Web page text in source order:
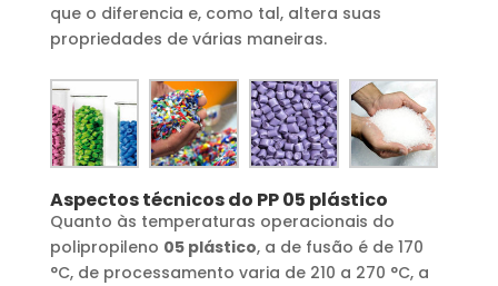
que o diferencia e, como tal, altera suas
propriedades de várias maneiras.
Aspectos técnicos do PP05 plástico
Quanto às temperaturas operacionais do
polipropileno 05 plástico, a de fusão é de 170
°C, de processamento varia de 210 a 270 °C, a